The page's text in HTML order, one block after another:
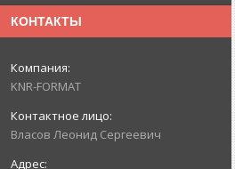
КОНТАКТЫ
KNR-FORMAT
Власов Леонид Сергеевич